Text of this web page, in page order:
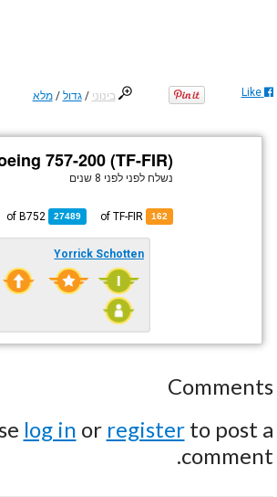
בינוני /גדול /מלא Like
757-200 (TF-FIR)
נשלח לפני לפני 8 שנים
162
27489
B752
Yorrick Schotten
Comments
log in or registerto post a
comment.